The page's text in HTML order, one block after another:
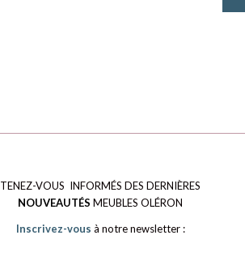
TENEZ-VOUS INFORMÉS DES DERNIÈRES
NOUVEAUTÉS MEUBLES OLÉRON
Inscrivez-vous à notre newsletter :